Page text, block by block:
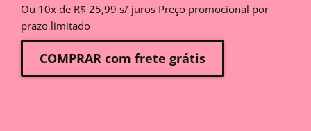
Ou 10x de R$ 25,99 s/ juros Preço promocional por
prazo limitado
COMPRAR com frete grátis